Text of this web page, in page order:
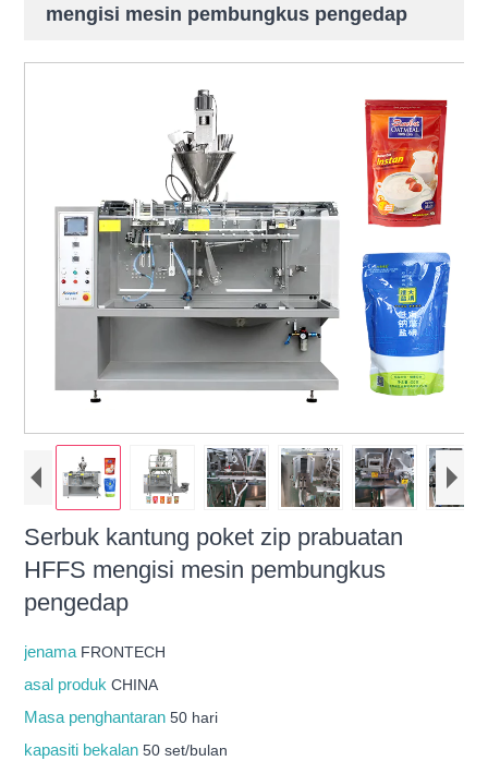
mengisi mesin pembungkus pengedap
Serbuk kantung poket zip prabuatan
HFFS mengisi mesin pembungkus
pengedap
jenama FRONTECH
asal produkCHINA
Masa penghantaran50 hari
kapasiti bekalan50 set/bulan